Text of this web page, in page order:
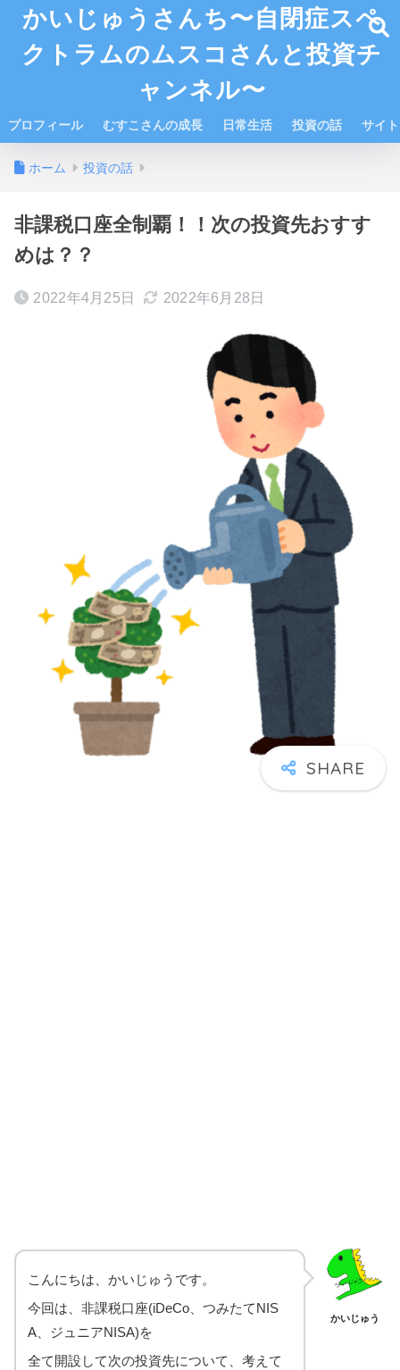
かいじゅうさんち〜自閉症スペ
クトラムのムスコさんと投資チ
ャンネル〜
プロフィール むすこさんの成長 日常生活 投資の話 サイ
ホーム 投資の話
非課税口座全制覇！！次の投資先おすす
めは？？
2022年4月25日 2022年6月28日
かいじゅう
こんにちは、かいじゅうです。
今回は、非課税口座(iDeCo、つみたてNIS
A、ジュニアNISA)を
全て開設して次の投資先について、考えて